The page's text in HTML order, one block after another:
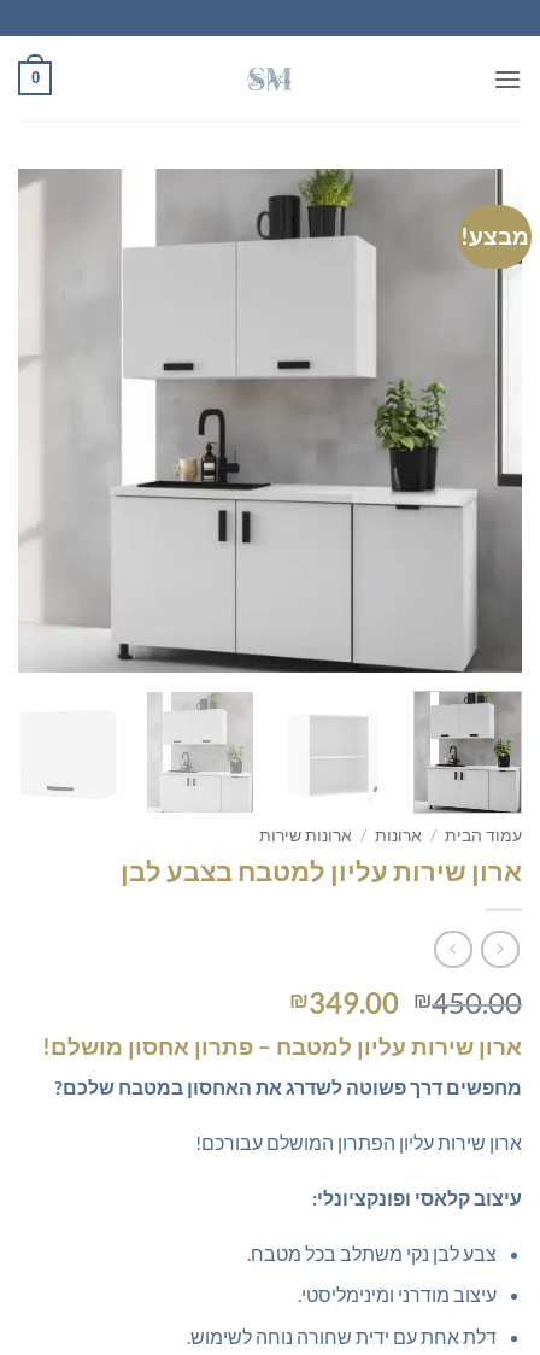
to
content
0
מבצע!
עמוד הבית / ארונות / ארונות שירות
ארון שירות עליון למטבח בצבע לבן
₪450.00
המחיר
המקורי
היה:
₪450.00.
₪349.00
הוא:
₪349.00.
ארון שירות עליון למטבח – פתרון אחסון מושלם!
מחפשים דרך פשוטה לשדרג את האחסון במטבח שלכם?
ארון שירות עליון הפתרון המושלם עבורכם!
עיצוב קלאסי ופונקציונלי:
צבע לבן נקי משתלב בכל מטבח.
עיצוב מודרני ומינימליסטי.
דלת אחת עם ידית שחורה נוחה לשימוש.